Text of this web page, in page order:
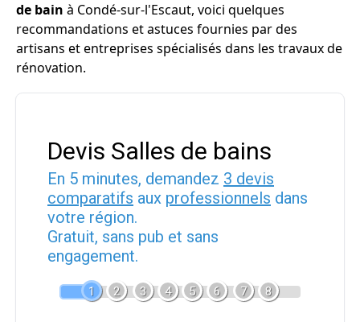
de bain à Condé-sur-l'Escaut, voici quelques
recommandations et astuces fournies par des
artisans et entreprises spécialisés dans les travaux de
rénovation.
Devis Salles de bains
En 5 minutes, demandez 3 devis
comparatifs aux professionnels dans
votre région.
Gratuit, sans pub et sans
engagement.
1 2 3 4 5 6 7 8